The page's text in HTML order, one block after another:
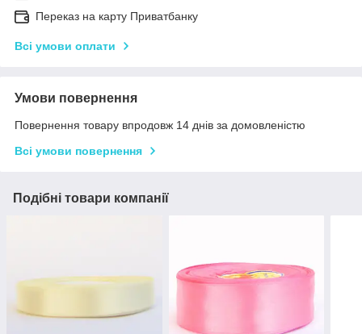
Переказ на карту Приватбанку
Всі умови оплати
Умови повернення
Повернення товару впродовж 14 днів за домовленістю
Всі умови повернення
Подібні товари компанії